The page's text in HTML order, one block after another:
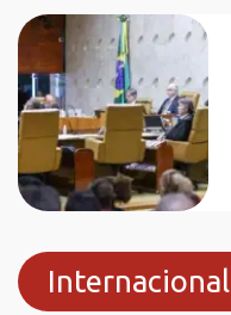
Internacional